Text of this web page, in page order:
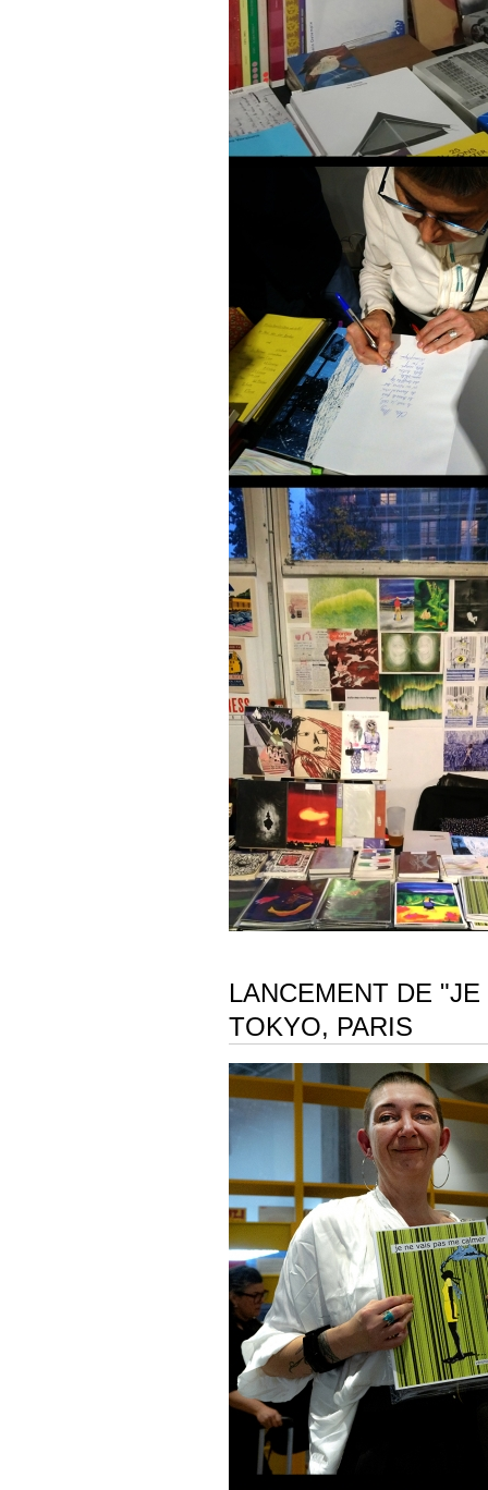
LANCEMENT DE
TOKYO, PARIS